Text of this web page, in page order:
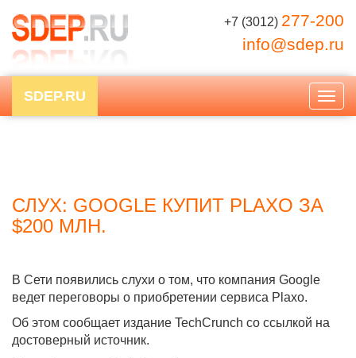
+7 (3012) 277-200
info@sdep.ru
SDEP.RU
СЛУХ: GOOGLE КУПИТ PLAXO ЗА
$200 МЛН.
В Сети появились слухи о том, что компания Google
ведет переговоры о приобретении сервиса Plaxo.
Об этом сообщает издание TechCrunch со ссылкой на
достоверный источник.